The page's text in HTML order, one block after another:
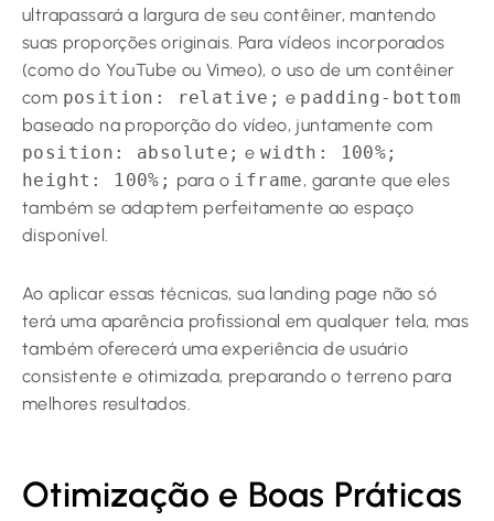
ultrapassará a largura de seu contêiner, mantendo
suas proporções originais. Para vídeos incorporados
(como do YouTube ou Vimeo), o uso de um contêiner
com position: relative; e padding-bottom
baseado na proporção do vídeo, juntamente com
position: absolute; e width: 100%;
height: 100%; para o iframe, garante que eles
também se adaptem perfeitamente ao espaço
disponível.
Ao aplicar essas técnicas, sua landing page não só
terá uma aparência profissional em qualquer tela, mas
também oferecerá uma experiência de usuário
consistente e otimizada, preparando o terreno para
melhores resultados.
Otimização e Boas Práticas